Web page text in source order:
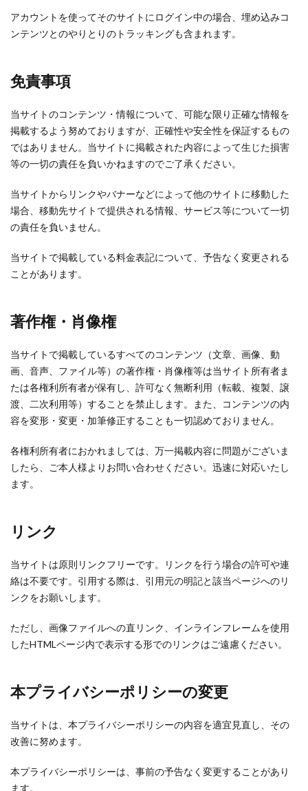
アカウントを使ってそのサイトにログイン中の場合、埋め込みコ
ンテンツとのやりとりのトラッキングも含まれます。
免責事項
当サイトのコンテンツ・情報について、可能な限り正確な情報を
掲載するよう努めておりますが、正確性や安全性を保証するもの
ではありません。当サイトに掲載された内容によって生じた損害
等の一切の責任を負いかねますのでご了承ください。
当サイトからリンクやバナーなどによって他のサイトに移動した
場合、移動先サイトで提供される情報、サービス等について一切
の責任を負いません。
当サイトで掲載している料金表記について、予告なく変更される
ことがあります。
著作権・肖像権
当サイトで掲載しているすべてのコンテンツ（文章、画像、動
画、音声、ファイル等）の著作権・肖像権等は当サイト所有者ま
たは各権利所有者が保有し、許可なく無断利用（転載、複製、譲
渡、二次利用等）することを禁止します。また、コンテンツの内
容を変形・変更・加筆修正することも一切認めておりません。
各権利所有者におかれましては、万一掲載内容に問題がございま
したら、ご本人様よりお問い合わせください。迅速に対応いたし
ます。
リンク
当サイトは原則リンクフリーです。リンクを行う場合の許可や連
絡は不要です。引用する際は、引用元の明記と該当ページへのリ
ンクをお願いします。
ただし、画像ファイルへの直リンク、インラインフレームを使用
したHTMLページ内で表示する形でのリンクはご遠慮ください。
本プライバシーポリシーの変更
当サイトは、本プライバシーポリシーの内容を適宜見直し、その
改善に努めます。
本プライバシーポリシーは、事前の予告なく変更することがあり
ます。